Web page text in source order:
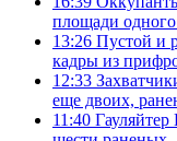
площади
13:26 Пустой и
кадры из
12:33
еще двоих,
11:40 Гауляйтер